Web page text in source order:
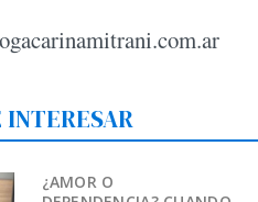
¿AMOR O